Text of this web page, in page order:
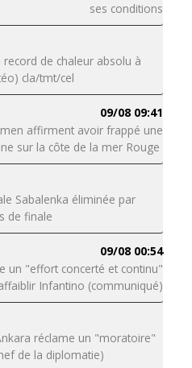
ses conditions
de chaleur absolu à
cla/tmt/cel
09/08 09:41
affirment avoir frappé une
sur la côte de la mer Rouge
Sabalenka éliminée par
de finale
09/08 00:54
un "effort concerté et continu"
Infantino (communiqué)
réclame un "moratoire"
de la diplomatie)